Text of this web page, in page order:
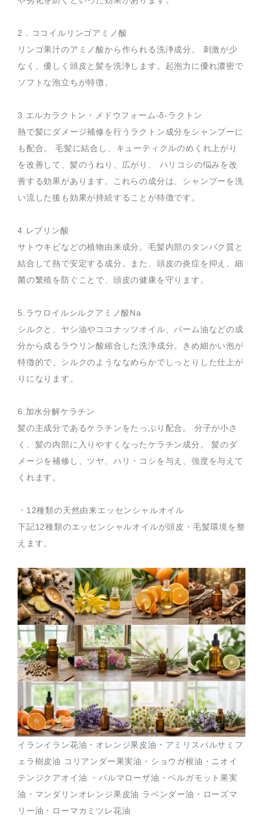
2．ココイルリンゴアミノ酸
リンゴ果汁のアミノ酸から作られる洗浄成分。 刺激が少
なく、優しく頭皮と髪を洗浄します。起泡力に優れ濃密で
ソフトな泡立ちが特徴。
3.エルカラクトン・メドウフォーム-δ-ラクトン
熱で髪にダメージ補修を行うラクトン成分をシャンプーに
も配合。 毛髪に結合し、キューティクルのめくれ上がり
を改善して、髪のうねり、広がり、 ハリコシの悩みを改
善する効果があります。これらの成分は、シャンプーを洗
い流した後も効果が持続することが特徴です。
4.レブリン酸
サトウキビなどの植物由来成分。毛髪内部のタンパク質と
結合して熱で安定する成分。また、頭皮の炎症を抑え、細
菌の繁殖を防ぐことで、頭皮の健康を守ります。
5.ラウロイルシルクアミノ酸Na
シルクと、ヤシ油やココナッツオイル、パーム油などの成
分から成るラウリン酸縮合した洗浄成分。きめ細かい泡が
特徴的で、シルクのようななめらかでしっとりした仕上が
りになります。
6.加水分解ケラチン
髪の主成分であるケラチンをたっぷり配合。 分子が小さ
く、髪の内部に入りやすくなったケラチン成分。 髪のダ
メージを補修し、ツヤ、ハリ・コシを与え、強度を与えて
くれます。
・12種類の天然由来エッセンシャルオイル
下記12種類のエッセンシャルオイルが頭皮・毛髪環境を整
えます。
イランイラン花油・オレンジ果皮油・アミリスバルサミフ
ェラ樹皮油 コリアンダー果実油・ショウガ根油・ニオイ
テンジクアオイ油 ・パルマローザ油・ベルガモット果実
油・マンダリンオレンジ果皮油 ラベンダー油・ローズマ
リー油・ローマカミツレ花油